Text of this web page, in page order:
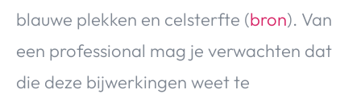
blauwe plekken en celsterfte (bron). Van
een professional mag je verwachten dat
die deze bijwerkingen weet te